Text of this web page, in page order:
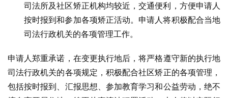
司法所及社区矫正机构均较近，交通便利，方便申请人
按时报到和参加各项矫正活动。申请人将积极配合当地
司法行政机关的各项管理工作。
申请人郑重承诺，在变更执行地后，将严格遵守新的执行地
司法行政机关的各项规定，积极配合社区矫正的各项管理，
包括按时报到、汇报思想、参加教育学习和公益劳动，绝不